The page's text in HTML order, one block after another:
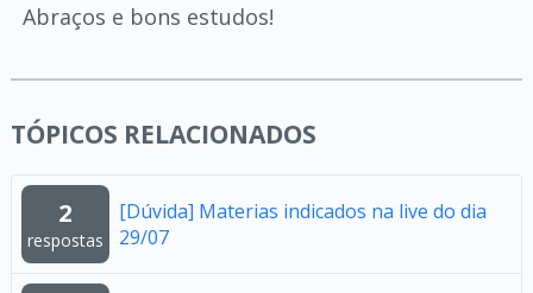
Abraços e bons estudos!
TÓPICOS RELACIONADOS
2
respostas
[Dúvida] Materias indicados na live do dia
29/07